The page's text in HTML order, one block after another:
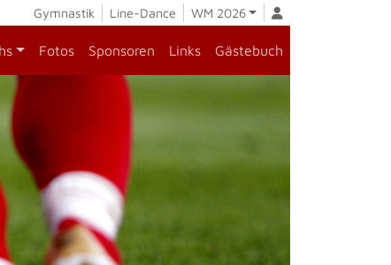
Gymnastik Line-Dance WM 2026
Fotos Sponsoren Links Gästebuch